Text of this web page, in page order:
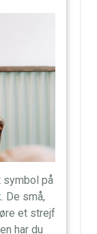
symbol på
De små,
et strejf
har du